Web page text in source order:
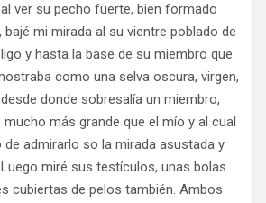
ver su pecho fuerte, bien formado
mi mirada al su vientre poblado de
y hasta la base de su miembro que
como una selva oscura, virgen,
donde sobresalía un miembro,
más grande que el mío y al cual
admirarlo so la mirada asustada y
miré sus testículos, unas bolas
cubiertas de pelos también. Ambos